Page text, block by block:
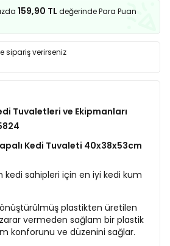
159,90 TL değerinde Para Puan
sipariş verirseniz
Tuvaletleri ve Ekipmanları
Kedi Tuvaleti 40x38x53cm
sahipleri için en iyi kedi kum
plastikten üretilen
vermeden sağlam bir plastik
konforunu ve düzenini sağlar.